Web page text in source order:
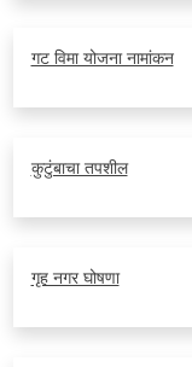
गट विमा योजना नामांकन
कुटुंबाचा तपशील
गृह नगर घोषणा